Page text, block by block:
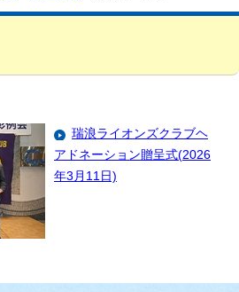
瑞浪ライオンズクラブヘ
アドネーション贈呈式(2026
年3月11日)